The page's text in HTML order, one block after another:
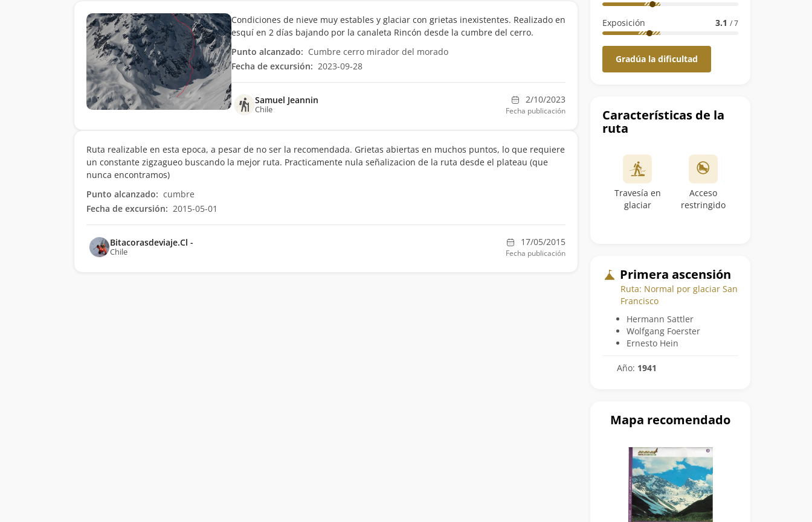
Exposición 3.1 / 7
Gradúa la dificultad
Características de la
ruta
Travesía en
glaciar
Acceso
restringido
Primera ascensión
Ruta: Normal por glaciar San
Francisco
Hermann Sattler
Wolfgang Foerster
Ernesto Hein
Año: 1941
Mapa recomendado
Condiciones de nieve muy estables y glaciar con grietas inexistentes. Realizado en
esquí en 2 días bajando por la canaleta Rincón desde la cumbre del cerro.
Punto alcanzado: Cumbre cerro mirador del morado
Fecha de excursión: 2023-09-28
Samuel Jeannin
Chile
2/10/2023
Fecha publicación
Ruta realizable en esta epoca, a pesar de no ser la recomendada. Grietas abiertas en muchos puntos, lo que requiere
un constante zigzagueo buscando la mejor ruta. Practicamente nula señalizacion de la ruta desde el plateau (que
nunca encontramos)
Punto alcanzado: cumbre
Fecha de excursión: 2015-05-01
Bitacorasdeviaje.Cl -
Chile
17/05/2015
Fecha publicación